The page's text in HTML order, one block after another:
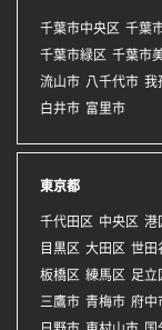
千葉市中央区 千葉
千葉市緑区 千葉市
流山市 八千代市 我
白井市 富里市
東京都
千代田区 中央区 港
目黒区 大田区 世田
板橋区 練馬区 足立
三鷹市 青梅市 府中